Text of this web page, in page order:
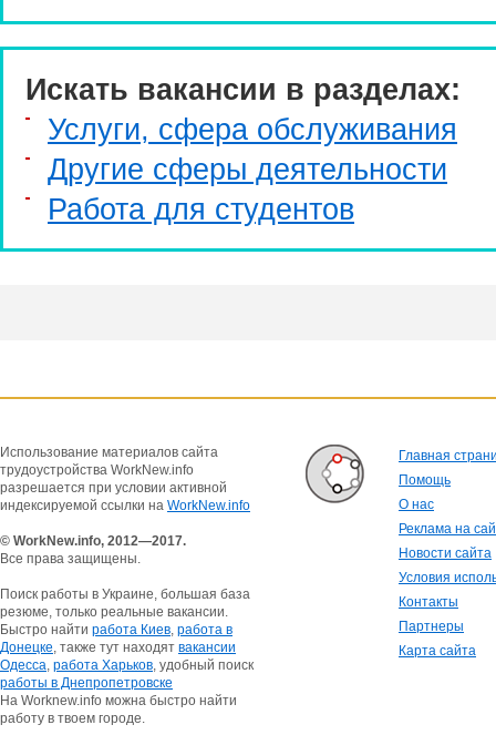
Искать вакансии в разделах:
Услуги, cфера обслуживания
Другие сферы деятельности
Работа для студентов
Использование материалов сайта
трудоустройства WorkNew.info
разрешается при условии активной
индексируемой ссылки на WorkNew.info
© WorkNew.info, 2012—2017.
Все права защищены.
Поиск работы в Украине, большая база
резюме, только реальные вакансии.
Быстро найти работа Киев, работа в
Донецке, также тут находят вакансии
Одесса, работа Харьков, удобный поиск
работы в Днепропетровске
На Worknew.info можна быстро найти
работу в твоем городе.
Главная
Помощь
О нас
Реклама на
Новости сайта
Условия
Контакты
Партнеры
Карта сайта